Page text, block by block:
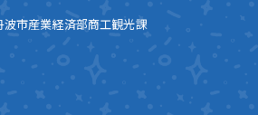
波市産業経済部商工観光課